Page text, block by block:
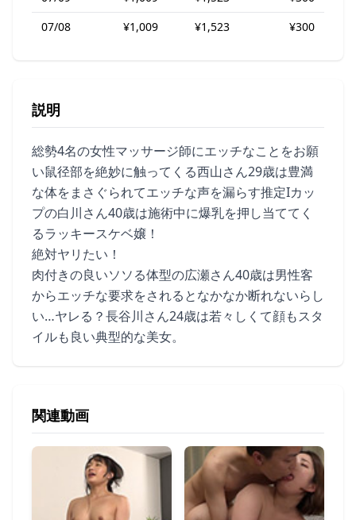
07/08
¥1,009 ¥1,523 ¥300
説明
総勢4名の女性マッサージ師にエッチなことをお願
い鼠径部を絶妙に触ってくる西山さん29歳は豊満
な体をまさぐられてエッチな声を漏らす推定Iカッ
プの白川さん40歳は施術中に爆乳を押し当ててく
るラッキースケベ嬢！
絶対ヤリたい！
肉付きの良いソソる体型の広瀬さん40歳は男性客
からエッチな要求をされるとなかなか断れないらし
い…ヤレる？長谷川さん24歳は若々しくて顔もスタ
イルも良い典型的な美女。
関連動画